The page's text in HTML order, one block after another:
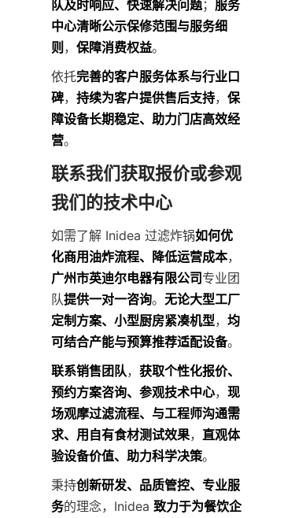
队及时响应、快速解决问题； 服务
中心清晰公示保修范围与服务细
则 ， 保障消费权益。
依托完善的客户服务体系与行业口
碑， 持续为客户提供售后支持， 保
障设备长期稳定、助力门店高效经
营。
联系我们获取报价或参观
我们的技术中心
如需了解 Inidea 过滤炸锅如何优
化商用油炸流程、降低运营成本，
广州市英迪尔电器有限公司专业团
队提供一对一咨询。 无论大型工厂
定制方案、小型厨房紧凑机型， 均
可结合产能与预算推荐适配设备。
联系销售团队， 获取个性化报价、
预约方案咨询、参观技术中心， 现
场观摩过滤流程、与工程师沟通需
求、用自有食材测试效果， 直观体
验设备价值、助力科学决策。
秉持创新研发、品质管控、专业服
务的理念，Inidea 致力于为餐饮企